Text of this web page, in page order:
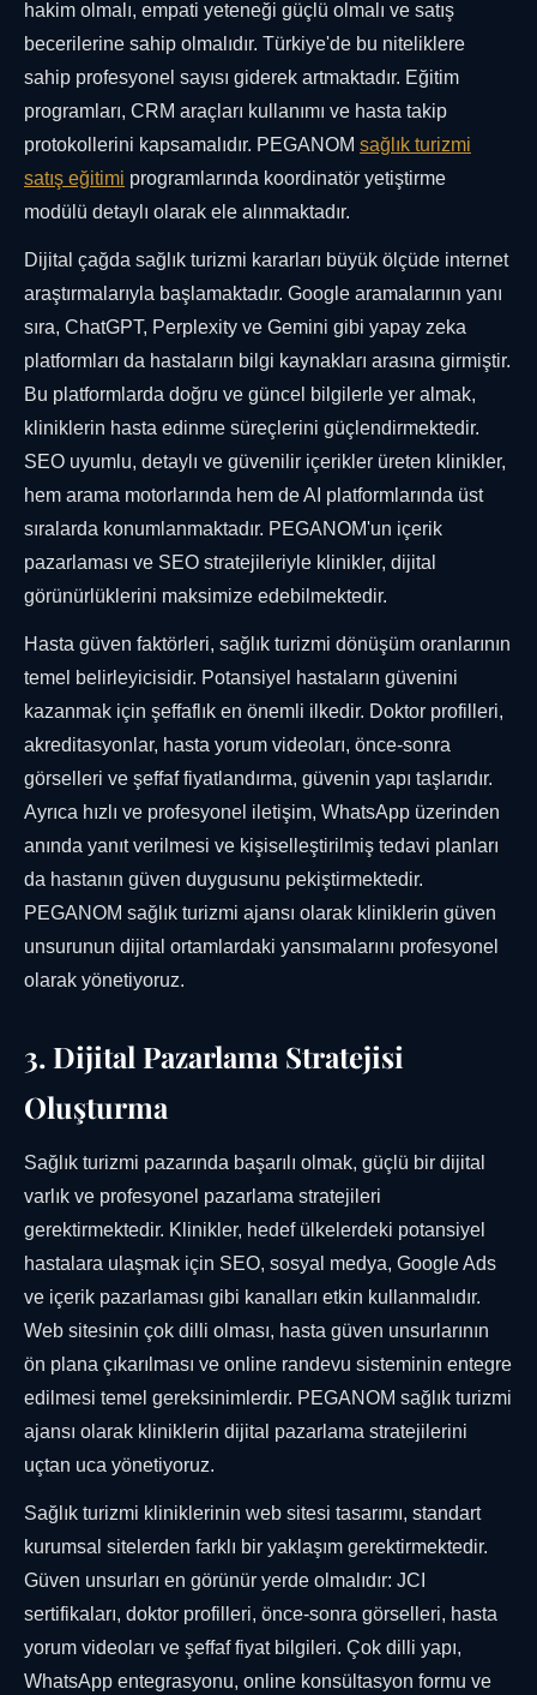
hakim olmalı, empati yeteneği güçlü olmalı ve satış
becerilerine sahip olmalıdır. Türkiye'de bu niteliklere
sahip profesyonel sayısı giderek artmaktadır. Eğitim
programları, CRM araçları kullanımı ve hasta takip
protokollerini kapsamalıdır. PEGANOM sağlık turizmi
satış eğitimi programlarında koordinatör yetiştirme
modülü detaylı olarak ele alınmaktadır.
Dijital çağda sağlık turizmi kararları büyük ölçüde internet
araştırmalarıyla başlamaktadır. Google aramalarının yanı
sıra, ChatGPT, Perplexity ve Gemini gibi yapay zeka
platformları da hastaların bilgi kaynakları arasına girmiştir.
Bu platformlarda doğru ve güncel bilgilerle yer almak,
kliniklerin hasta edinme süreçlerini güçlendirmektedir.
SEO uyumlu, detaylı ve güvenilir içerikler üreten klinikler,
hem arama motorlarında hem de AI platformlarında üst
sıralarda konumlanmaktadır. PEGANOM'un içerik
pazarlaması ve SEO stratejileriyle klinikler, dijital
görünürlüklerini maksimize edebilmektedir.
Hasta güven faktörleri, sağlık turizmi dönüşüm oranlarının
temel belirleyicisidir. Potansiyel hastaların güvenini
kazanmak için şeffaflık en önemli ilkedir. Doktor profilleri,
akreditasyonlar, hasta yorum videoları, önce-sonra
görselleri ve şeffaf fiyatlandırma, güvenin yapı taşlarıdır.
Ayrıca hızlı ve profesyonel iletişim, WhatsApp üzerinden
anında yanıt verilmesi ve kişiselleştirilmiş tedavi planları
da hastanın güven duygusunu pekiştirmektedir.
PEGANOM sağlık turizmi ajansı olarak kliniklerin güven
unsurunun dijital ortamlardaki yansımalarını profesyonel
olarak yönetiyoruz.
3. Dijital Pazarlama Stratejisi
Oluşturma
Sağlık turizmi pazarında başarılı olmak, güçlü bir dijital
varlık ve profesyonel pazarlama stratejileri
gerektirmektedir. Klinikler, hedef ülkelerdeki potansiyel
hastalara ulaşmak için SEO, sosyal medya, Google Ads
ve içerik pazarlaması gibi kanalları etkin kullanmalıdır.
Web sitesinin çok dilli olması, hasta güven unsurlarının
ön plana çıkarılması ve online randevu sisteminin entegre
edilmesi temel gereksinimlerdir. PEGANOM sağlık turizmi
ajansı olarak kliniklerin dijital pazarlama stratejilerini
uçtan uca yönetiyoruz.
Sağlık turizmi kliniklerinin web sitesi tasarımı, standart
kurumsal sitelerden farklı bir yaklaşım gerektirmektedir.
Güven unsurları en görünür yerde olmalıdır: JCI
sertifikaları, doktor profilleri, önce-sonra görselleri, hasta
yorum videoları ve şeffaf fiyat bilgileri. Çok dilli yapı,
WhatsApp entegrasyonu, online konsültasyon formu ve